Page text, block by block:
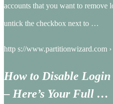
accounts that you want to remove
untick the checkbox next to …
http s://www.partitionwizard.com
How to Disable Login
– Here’s Your Full …